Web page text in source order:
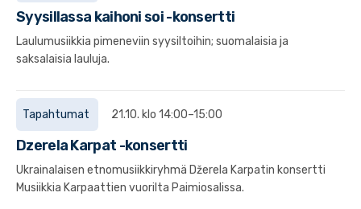
Syysillassa kaihoni soi -konsertti
Laulumusiikkia pimeneviin syysiltoihin; suomalaisia ja
saksalaisia lauluja.
Tapahtumat 21.10. klo 14:00–15:00
Dzerela Karpat -konsertti
Ukrainalaisen etnomusiikkiryhmä Džerela Karpatin konsertti
Musiikkia Karpaattien vuorilta Paimiosalissa.